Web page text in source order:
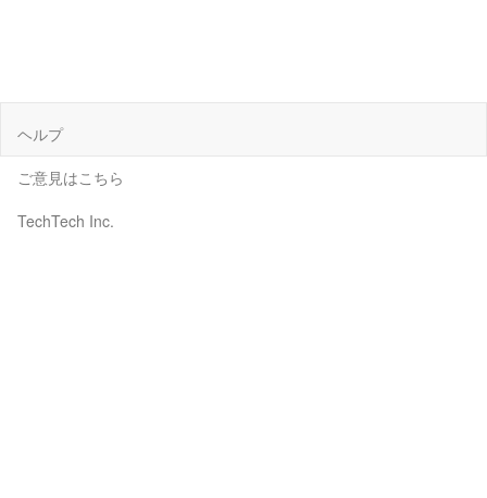
ヘルプ
ご意見はこちら
TechTech Inc.